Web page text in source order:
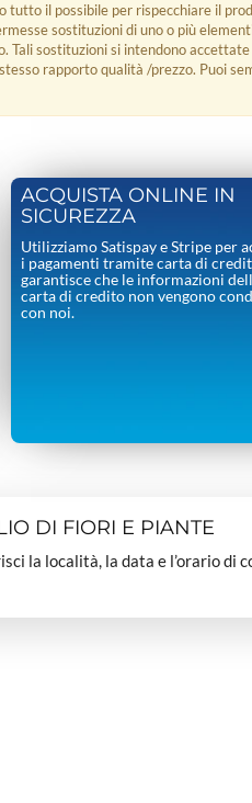
tutto il possibile per rispecchiare il
sostituzioni di uno o più
Tali sostituzioni si intendono
rapporto qualità /prezzo. Puoi
ACQUISTA ONLINE IN
SICUREZZA
Utilizziamo Satispay e Stripe per
i pagamenti tramite carta di
garantisce che le informazioni
carta di credito non vengono
con noi.
DI FIORI E PIANTE
la località, la data e l’orario di